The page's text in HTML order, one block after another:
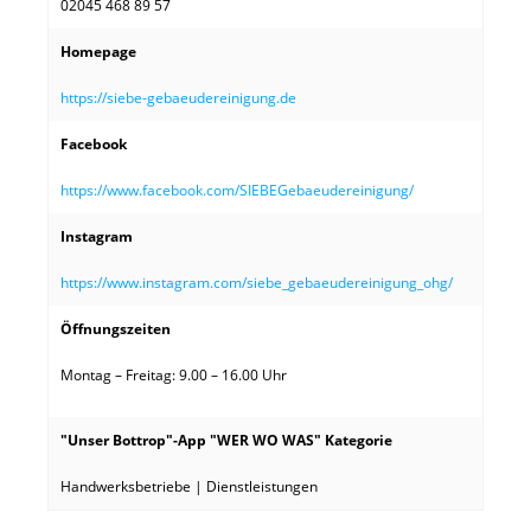
02045 468 89 57
Homepage
https://siebe-gebaeudereinigung.de
Facebook
https://www.facebook.com/SIEBEGebaeudereinigung/
Instagram
https://www.instagram.com/siebe_gebaeudereinigung_ohg/
Öffnungszeiten
Montag – Freitag: 9.00 – 16.00 Uhr
"Unser Bottrop"-App "WER WO WAS" Kategorie
Handwerksbetriebe | Dienstleistungen